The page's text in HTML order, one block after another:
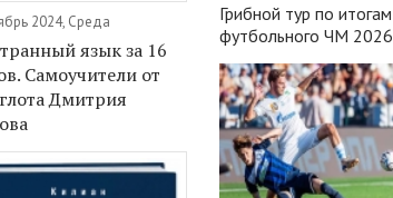
2024, Среда
язык за 16
Самоучители от
Дмитрия
Грибной тур по итогам
футбольного ЧМ 2026